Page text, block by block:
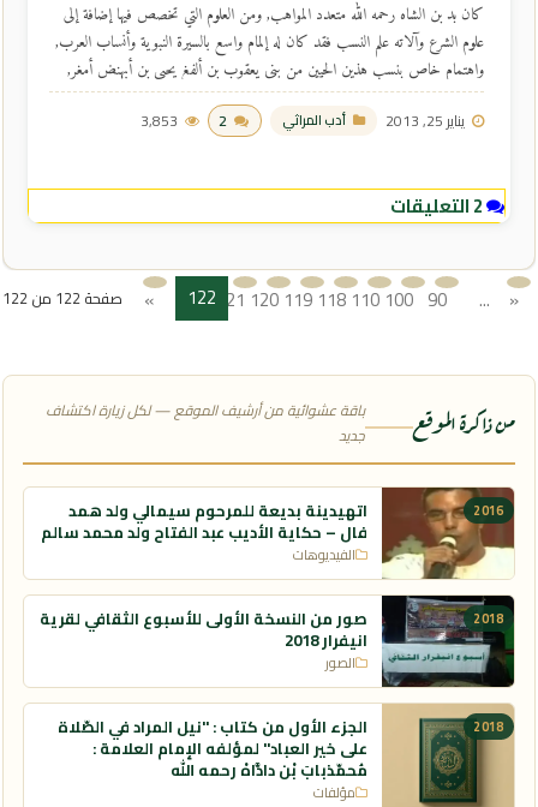
يناير 25, 2013 أدب المراثي 2
3,853
كان بد بن الشاه رحمه الله متعدد المواهب, ومن العلوم التي تخصص فيها إضافة إلى
علوم الشرع وآلاته علم النسب فقد كان له إلمام واسع بالسيرة النبوية وأنساب العرب,
واهتمام خاص بنسب هذين الحيين من بني يعقوب بن ألفغ يحيى بن أبهنض أمغر,
أسوة بجده محمد عال بن زياد الذي ألف فيهما, فعمل في ذلك شجرات نافعة استفاد
منها كثير ...
2 التعليقات
صفحة 122 من 122
«
...
90
100
110
118
119
120
121
122
»
من ذاكرة الموقع
باقة عشوائية من أرشيف الموقع — لكل زيارة اكتشاف
جديد
2016 اتهيدينة بديعة للمرحوم سيمالي ولد همد
فال – حكاية الأديب عبد الفتاح ولد محمد سالم
الفيديوهات
2018 صور من النسخة الأولى للأسبوع الثقافي لقرية
انيفرار 2018
الصور
2018 الجزء الأول من كتاب : "نيل المراد في الصّلاة
على خير العباد" لمؤلفه الإمام العلامة :
مُحمّذبابَ بْنِ دادَّاهْ رحمه الله
مؤلفات